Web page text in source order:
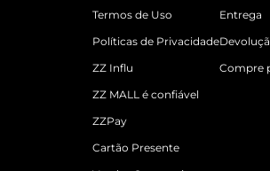
Termos de Uso
Políticas de Privacidade
ZZ Influ
ZZ MALL é confiável
ZZPay
Cartão Presente
Entrega
Compre